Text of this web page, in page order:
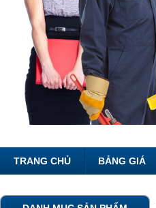
TRANG CHỦ BẢNG GIÁ